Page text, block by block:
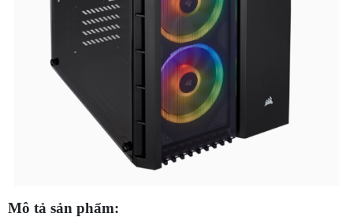
Mô tả sản phẩm: